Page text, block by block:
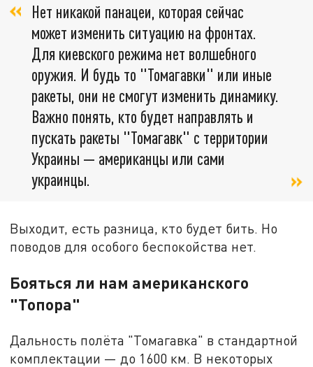
Нет никакой панацеи, которая сейчас
может изменить ситуацию на фронтах.
Для киевского режима нет волшебного
оружия. И будь то "Томагавки" или иные
ракеты, они не смогут изменить динамику.
Важно понять, кто будет направлять и
пускать ракеты "Томагавк" с территории
Украины — американцы или сами
украинцы.
Выходит, есть разница, кто будет бить. Но
поводов для особого беспокойства нет.
Бояться ли нам американского
"Топора"
Дальность полёта "Томагавка" в стандартной
комплектации — до 1600 км. В некоторых